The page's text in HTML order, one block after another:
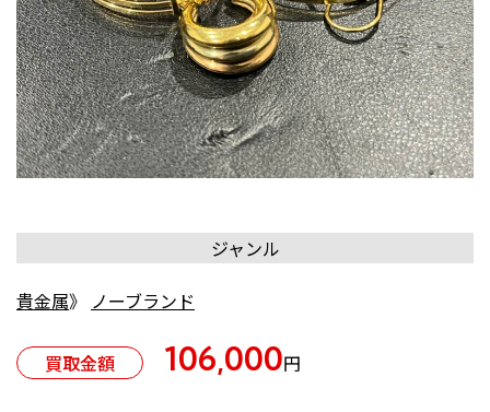
ジャンル
貴金属》 ノーブランド
買取金額 106,000円